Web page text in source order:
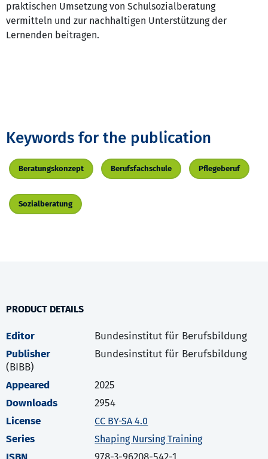
praktischen Umsetzung von Schulsozialberatung
vermitteln und zur nachhaltigen Unterstützung der
Lernenden beitragen.
Keywords for the publication
Beratungskonzept Berufsfachschule Pflegeberuf
Sozialberatung
PRODUCT DETAILS
Editor
Bundesinstitut für Berufsbildung
Publisher
Bundesinstitut für Berufsbildung
(BIBB)
Appeared
2025
Downloads
2954
License
CC BY-SA 4.0
Series Shaping Nursing Training